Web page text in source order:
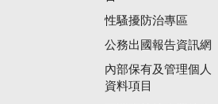
性騷擾防治專區
公務出國報告資訊網
內部保有及管理個人
資料項目